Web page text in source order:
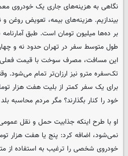
نگاهی به هزینه‌های جاری یک خودروی
بیندازیم. هزینه‌های بیمه، تعویض روغن و
بر ده‌ها میلیون تومان است. طبق
طول متوسط سفر در تهران حدود نه و
این مسافت، مصرف سوخت با قیمت فعلی
تک‌سفره مترو نیز ارزان‌تر تمام می‌شود.
برای یک سفر کمتر از بلیت هفت هزار
خود را کنار بگذارند؟ مگر مردم محاسبه
او با طرح اینکه جذابیت حمل و نقل
نمی‌شود، اضافه کرد: پنج یا هفت هزار
خودروی شخصی را ترغیب به استفاده از